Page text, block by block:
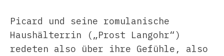
Picard und seine romulanische
Haushälterrin („Prost Langohr“)
redeten also über ihre Gefühle, also